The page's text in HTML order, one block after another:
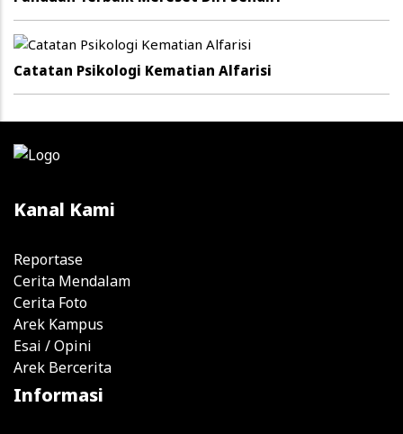
Catatan Psikologi Kematian Alfarisi
Kanal Kami
Reportase
Cerita Mendalam
Cerita Foto
Arek Kampus
Esai / Opini
Arek Bercerita
Informasi